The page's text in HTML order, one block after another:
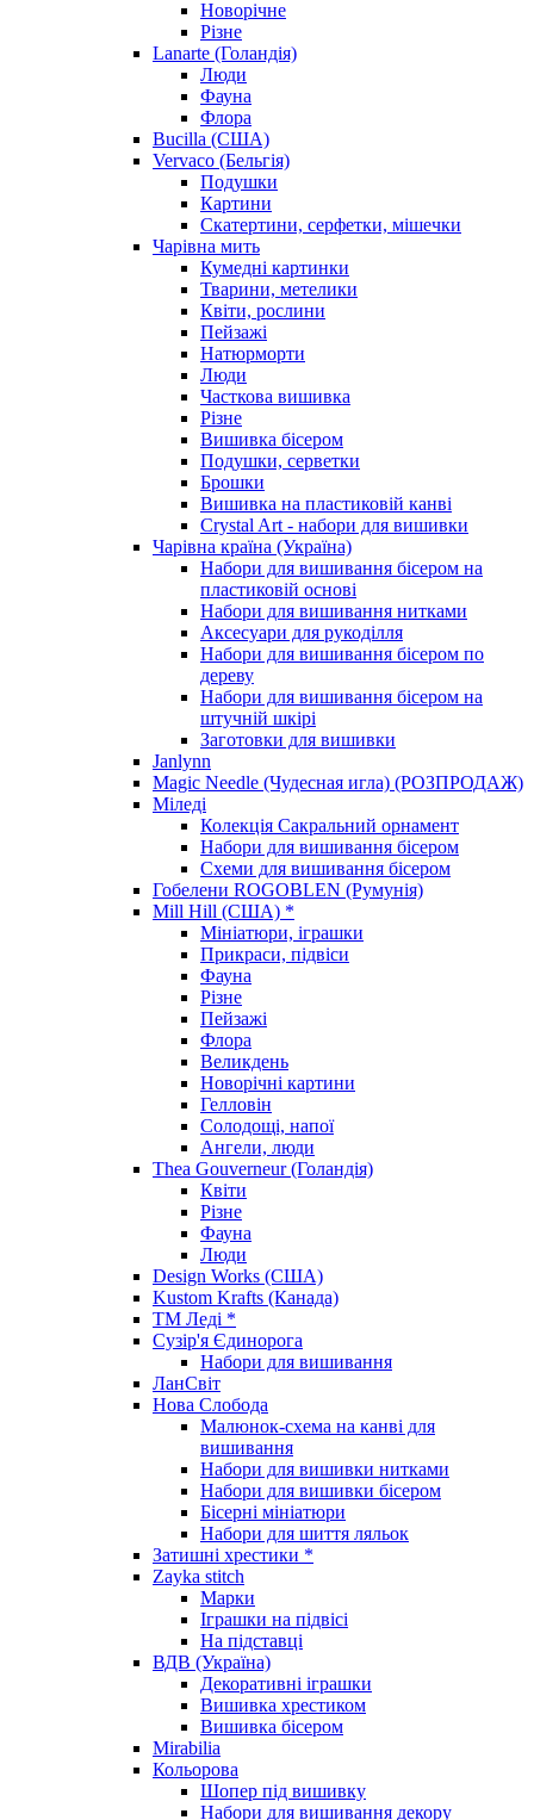
Новорічне
Різне
Lanarte (Голандія)
Люди
Фауна
Флора
Bucilla (США)
Vervaco (Бельгія)
Подушки
Картини
Скатертини, серфетки, мішечки
Чарiвна мить
Кумедні картинки
Тварини, метелики
Квіти, рослини
Пейзажі
Натюрморти
Люди
Часткова вишивка
Різне
Вишивка бісером
Подушки, серветки
Брошки
Вишивка на пластиковій канві
Crystal Art - набори для вишивки
Чарівна країна (Україна)
Набори для вишивання бісером на
пластиковій основі
Набори для вишивання нитками
Аксесуари для рукоділля
Набори для вишивання бісером по
дереву
Набори для вишивання бісером на
штучній шкірі
Заготовки для вишивки
Janlynn
Magic Needle (Чудесная игла) (РОЗПРОДАЖ)
Міледі
Колекція Сакральний орнамент
Набори для вишивання бісером
Схеми для вишивання бісером
Гобелени ROGOBLEN (Румунія)
Mill Hill (США) *
Мініатюри, іграшки
Прикраси, підвіси
Фауна
Різне
Пейзажі
Флора
Великдень
Новорічні картини
Гелловін
Солодощі, напої
Ангели, люди
Thea Gouverneur (Голандія)
Квіти
Різне
Фауна
Люди
Design Works (США)
Kustom Krafts (Канада)
ТМ Леді *
Сузір'я Єдинорога
Набори для вишивання
ЛанСвіт
Нова Слобода
Малюнок-схема на канві для
вишивання
Набори для вишивки нитками
Набори для вишивки бісером
Бісерні мініатюри
Набори для шиття ляльок
Затишні хрестики *
Zayka stitch
Марки
Іграшки на підвісі
На підставці
ВДВ (Україна)
Декоративні іграшки
Вишивка хрестиком
Вишивка бісером
Mirabilia
Кольорова
Шопер під вишивку
Набори для вишивання декору